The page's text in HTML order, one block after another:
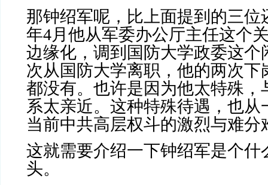
那钟绍军呢，比上面提到的三位
年4月他从军委办公厅主任这个
边缘化，调到国防大学政委这个
次从国防大学离职，他的两次下
都没有。也许是因为他太特殊，
系太亲近。这种特殊待遇，也从
当前中共高层权斗的激烈与难分
这就需要介绍一下钟绍军是个什
头。